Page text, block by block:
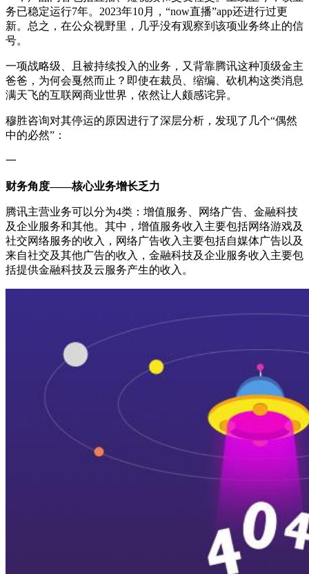
务已稳定运行7年。2023年10月，“now直播”app还进行过更
新。总之，在公众视野里，几乎没有观察到该项业务终止的信
号。
一项战略级、且被持续投入的业务，又背靠腾讯这种顶级金主
爸爸，为何会戛然而止？即使在裁员、缩编、砍机构这类消息
满天飞的互联网商业世界，依然让人颇感诧异。
穆胜咨询对其停运的原因进行了深层分析，发现了几个“偶然
中的必然”：
一
财务角度——核心业务增长乏力
腾讯主营业务可以分为4类：增值服务、网络广告、金融科技
及企业服务和其他。其中，增值服务收入主要包括网络游戏及
社交网络服务的收入，网络广告收入主要包括自媒体广告以及
来自社交及其他广告的收入，金融科技及企业服务收入主要包
括提供金融科技及云服务产生的收入。